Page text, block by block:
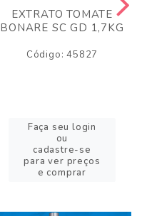
EXTRATO TOMATE
BONARE SC GD 1,7KG
Código: 45827
Faça seu login
ou
cadastre-se
para ver preços
e comprar